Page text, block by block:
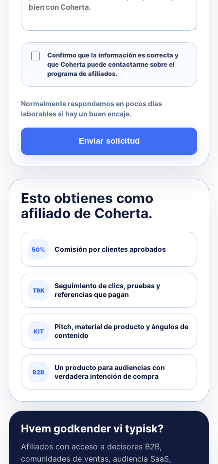
Confirmo que la información es correcta y
que Coherta puede contactarme sobre el
programa de afiliados.
Normalmente respondemos en pocos días
laborables si hay un buen encaje.
Enviar solicitud
Esto obtienes como
afiliado de Coherta.
50% Comisión por clientes aprobados
TRK
Seguimiento de clics, pruebas y
referencias que pagan
KIT
Pitch, material de producto y ángulos de
contenido
B2B
Un producto para audiencias con
verdadera intención de compra
Hvem godkender vi typisk?
Afiliados con acceso a decisores B2B,
comunidades de ventas, audiencia SaaS,